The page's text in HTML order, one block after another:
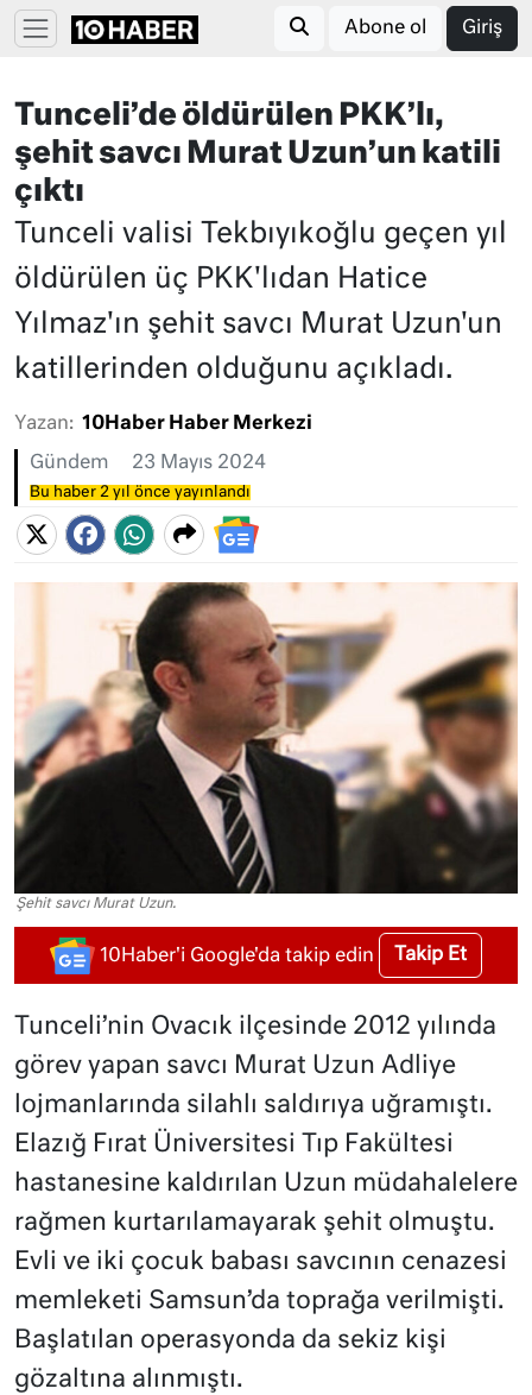
Abone ol Giriş
Tunceli’de öldürülen PKK’lı,
şehit savcı Murat Uzun’un katili
çıktı
Tunceli valisi Tekbıyıkoğlu geçen yıl
öldürülen üç PKK'lıdan Hatice
Yılmaz'ın şehit savcı Murat Uzun'un
katillerinden olduğunu açıkladı.
Yazan: 10Haber Haber Merkezi
Gündem 23 Mayıs 2024
Bu haber 2 yıl önce yayınlandı
Şehit savcı Murat Uzun.
10Haber'i Google'da takip edin Takip Et
Tunceli’nin Ovacık ilçesinde 2012 yılında
görev yapan savcı Murat Uzun Adliye
lojmanlarında silahlı saldırıya uğramıştı.
Elazığ Fırat Üniversitesi Tıp Fakültesi
hastanesine kaldırılan Uzun müdahalelere
rağmen kurtarılamayarak şehit olmuştu.
Evli ve iki çocuk babası savcının cenazesi
memleketi Samsun’da toprağa verilmişti.
Başlatılan operasyonda da sekiz kişi
gözaltına alınmıştı.